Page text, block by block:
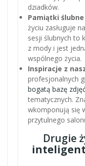
dziadków.
Pamiątki
życiu zasługuje
sesji ślubnych to
z mody i jest
wspólnego życia.
Inspiracje z
profesjonalnych
bogatą bazę zdjęć
tematycznych.
wkomponują się
przytulnego
Drugie